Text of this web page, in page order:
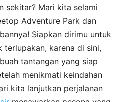
sekitar? Mari kita selami
Adventure Park dan
Siapkan dirimu untuk
terlupakan, karena di sini,
tantangan yang siap
menikmati keindahan
kita lanjutkan perjalanan